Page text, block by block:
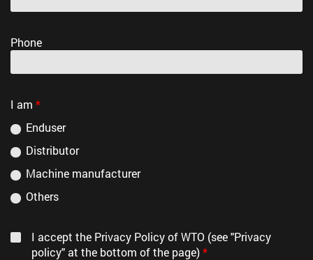
Phone
I am *
Enduser
Distributor
Machine manufacturer
Others
I accept the Privacy Policy of WTO (see "Privacy
policy" at the bottom of the page)*